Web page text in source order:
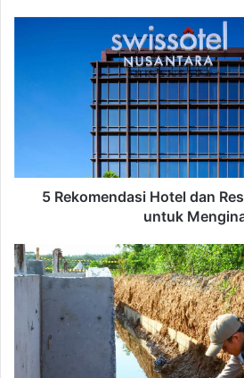
untuk
Menginap5 Rekomendasi Hotel dan
untuk
330
Kg
Sampah
Dikumpulkan
Relawan
di
IKN